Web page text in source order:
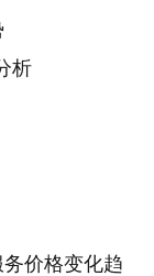
析
价格变化趋